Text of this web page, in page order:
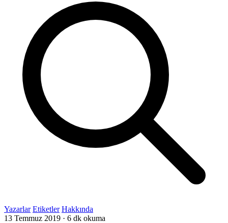
Yazarlar Etiketler Hakkında
13 Temmuz 2019 · 6 dk okuma